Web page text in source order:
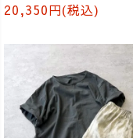
20,350円(税込)